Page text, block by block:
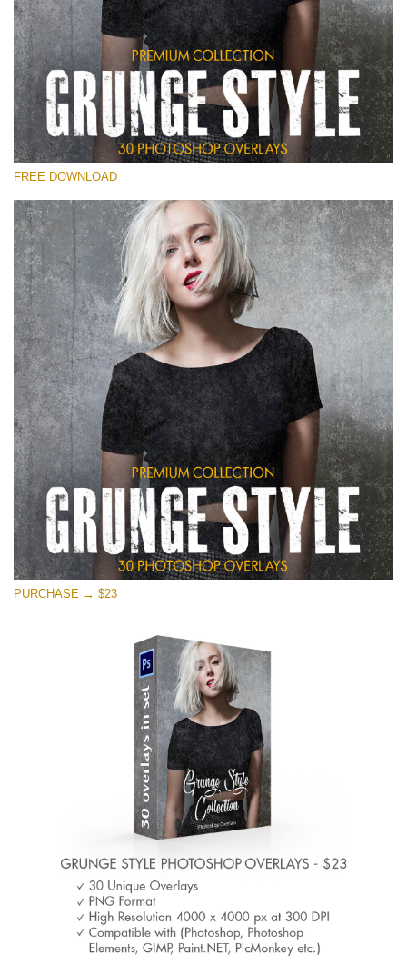
Xin hãy lựa chọn
Free Photoshop Overlay
Small 800*533px
Grunge Style
(30 Overlays)
Entire Collection
(1783 Overlays)
Large 6000*4000px
Tải xuống miễn phí
FREE DOWNLOAD
PURCHASE → $23